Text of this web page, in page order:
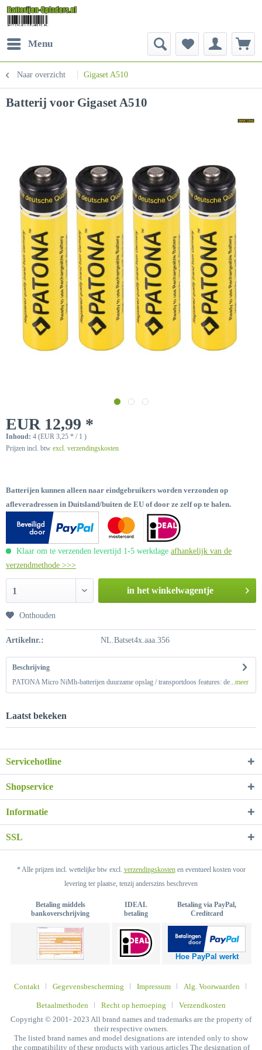
Menu
Naar overzicht Gigaset A510
Batterij voor Gigaset A510
EUR 12,99 *
Inhoud: 4 (EUR 3,25 * / 1 )
Prijzen incl. btw excl. verzendingskosten
Batterijen kunnen alleen naar eindgebruikers worden verzonden op
afleveradressen in Duitsland/buiten de EU of door ze zelf op te halen.
Klaar om te verzenden levertijd 1-5 werkdage afhankelijk van de
verzendmethode >>>
1 in het winkelwagentje
Onthouden
Artikelnr.: NL.Batset4x.aaa.356
Beschrijving
PATONA Micro NiMh-batterijen duurzame opslag / transportdoos features: de... meer
Laatst bekeken
Servicehotline
Shopservice
Informatie
SSL
* Alle prijzen incl. wettelijke btw excl. verzendingskostenen eventueel kosten voor
levering ter plaatse, tenzij anderszins beschreven
Betaling middels
bankoverschrijving
IDEAL
betaling
Betaling via PayPal,
Creditcard
Hoe PayPal werkt
Contakt Gegevensbescherming Impressum Alg. Voorwaarden
Betaalmethoden Recht op herroeping
Verzendkosten
Copyright © 2001- 2023 All brand names and trademarks are the property of
their respective owners.
The listed brand names and model designations are intended only to show
the compatibility of these products with various articles The designation of